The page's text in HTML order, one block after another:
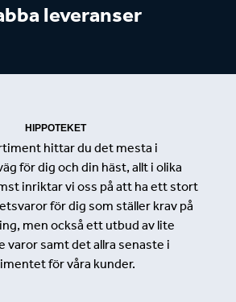
leveranser
HIPPOTEKET
hittar du det mesta i
för dig och din häst, allt i olika
inriktar vi oss på att ha ett stort
för dig som ställer krav på
men också ett utbud av lite
varor samt det allra senaste i
för våra kunder.